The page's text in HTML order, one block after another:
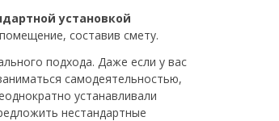
установкой
составив смету.
подхода. Даже если у вас
самодеятельностью,
устанавливали
нестандартные